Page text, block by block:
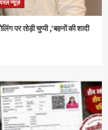
न्यूज़
पर तोड़ी चुप्पी ,’बहनों की शादी